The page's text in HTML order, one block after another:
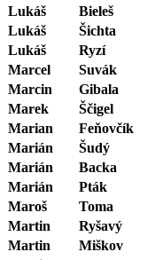
Lukáš
Bieleš
Lukáš
Šichta
Lukáš
Ryzí
Marcel
Suvák
Marcin
Gibala
Marek
Ščigel
Marian
Feňovčík
Marián
Šudý
Marián
Backa
Marián
Pták
Maroš
Toma
Martin
Ryšavý
Martin
Miškov